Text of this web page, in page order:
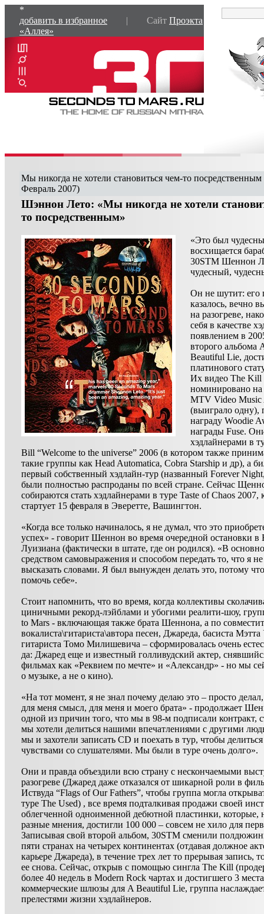
*
добавить в избранное
| Сайт Проэкта
«Аллея»
Мы никогда не хотели становиться чем-то
Февраль 2007)
Шэннон Лето: «Мы никогда не хотели
то посредственным»
«Это был
восхищается
30STM Шеннон
чудесный,
Он не шутит: его
казалось, вечно
на разогреве,
себя в качестве
появлением в
второго альбома
Beautiful Lie,
платинового
Их видео The Kill
номинировано на
MTV Video Music
(выиграло одну),
награду Woodie
награды Fuse.
хэдлайнерами в
Bill “Welcome to the universe” 2006 (в котором также
такие группы как Head Automatica, Cobra Starship и др), а
первый собственный хэдлайн-тур (названный Forever
были полностью распроданы по всей стране. Сейчас
собираются стать хэдлайнерами в туре Taste of Chaos 2007,
стартует 15 февраля в Эверетте, Вашингтон.
«Когда все только начиналось, я не думал, что это
успех» - говорит Шеннон во время очередной остановки в
Луизиана (фактически в штате, где он родился). «В
средством самовыражения и способом передать то, что я
высказать словами. Я был вынужден делать это, потому
помочь себе».
Стоит напомнить, что во время, когда коллективы
циничными рекорд-лэйблами и убогими реалити-шоу,
to Mars - включающая также брата Шеннона, а по
вокалиста\гитариста\автора песен, Джареда, басиста Мэтта
гитариста Томо Милишевича – сформировалась очень
да: Джаред еще и известный голливудский актер,
фильмах как «Реквием по мечте» и «Александр» - но мы
о музыке, а не о кино).
«На тот момент, я не знал почему делаю это – просто
для меня смысл, для меня и моего брата» - продолжает
одной из причин того, что мы в 98-м подписали контракт,
мы хотели делиться нашими впечатлениями с другими
мы и захотели записать CD и поехать в тур, чтобы
чувствами со слушателями. Мы были в туре очень долго».
Они и правда объездили всю страну с нескончаемыми
разогреве (Джаред даже отказался от шикарной роли в
Иствуда “Flags of Our Fathers”, чтобы группа могла
туре The Used) , все время подталкивая продажи своей
облегченной одноименной дебютной пластинки, которые,
разные мнения, достигли 100 000 – совсем не хило для
Записывая свой второй альбом, 30STM сменили
пяти странах на четырех континентах (отдавая должное
карьере Джареда), в течение трех лет то прерывая запись,
ее снова. Сейчас, открыв с помощью сингла The Kill
более 40 недель в Modern Rock чартах и достигшего 3
коммерческие шлюзы для A Beautiful Lie, группа
прелестями жизни хэдлайнеров.